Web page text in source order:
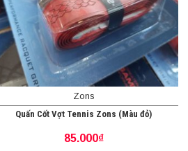
Zons
Quấn Cốt Vợt Tennis Zons (Màu đỏ)
85.000₫